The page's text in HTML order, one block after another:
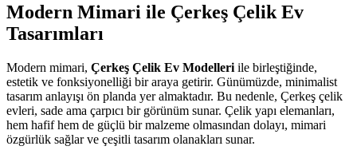
Modern Mimari ile Çerkeş Çelik Ev
Tasarımları
Modern mimari, Çerkeş Çelik Ev Modelleri ile birleştiğinde,
estetik ve fonksiyonelliği bir araya getirir. Günümüzde, minimalist
tasarım anlayışı ön planda yer almaktadır. Bu nedenle, Çerkeş çelik
evleri, sade ama çarpıcı bir görünüm sunar. Çelik yapı elemanları,
hem hafif hem de güçlü bir malzeme olmasından dolayı, mimari
özgürlük sağlar ve çeşitli tasarım olanakları sunar.